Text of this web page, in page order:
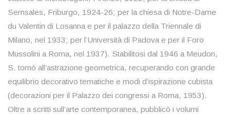
Semsales, Friburgo, 1924-26; per la chiesa di Notre-Dame
du Valentin di Losanna e per il palazzo della Triennale di
Milano, nel 1933; per l’Università di Padova e per il Foro
Mussolini a Roma, nel 1937). Stabilitosi dal 1946 a Meudon,
S. tornò all’astrazione geometrica, recuperando con grande
equilibrio decorativo tematiche e modi d’ispirazione cubista
(decorazioni per il Palazzo dei congressi a Roma, 1953).
Oltre a scritti sull’arte contemporanea, pubblicò i volumi